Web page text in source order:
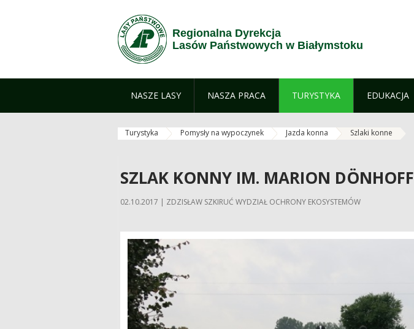
Regionalna Dyrekcja
Lasów Państwowych w Białymstoku
NASZE LASY NASZA PRACA TURYSTYKA EDUKACJA
Turystyka Pomysły na wypoczynek Jazda konna Szlaki konne
SZLAK KONNY IM. MARION DÖNHOFF
02.10.2017 | ZDZISŁAW SZKIRUĆ WYDZIAŁ OCHRONY EKOSYSTEMÓW